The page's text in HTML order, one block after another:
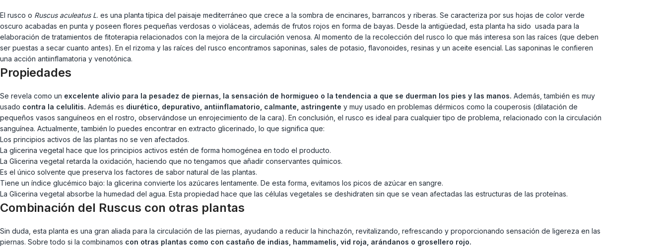
El rusco o Ruscus aculeatus L. es una planta típica del paisaje mediterráneo que crece a la sombra de encinares, barrancos y riberas. Se caracteriza por sus hojas de color verde
oscuro acabadas en punta y poseen flores pequeñas verdosas o violáceas, además de frutos rojos en forma de bayas. Desde la antigüedad, esta planta ha sido usada para la
elaboración de tratamientos de fitoterapia relacionados con la mejora de la circulación venosa. Al momento de la recolección del rusco lo que más interesa son las raíces (que deben
ser puestas a secar cuanto antes). En el rizoma y las raíces del rusco encontramos saponinas, sales de potasio, flavonoides, resinas y un aceite esencial. Las saponinas le confieren
una acción antiinflamatoria y venotónica.
Propiedades
Se revela como un excelente alivio para la pesadez de piernas, la sensación de hormigueo o la tendencia a que se duerman los pies y las manos. Además, también es muy
usado contra la celulitis. Además es diurético, depurativo, antiinflamatorio, calmante, astringente y muy usado en problemas dérmicos como la couperosis (dilatación de
pequeños vasos sanguíneos en el rostro, observándose un enrojecimiento de la cara). En conclusión, el rusco es ideal para cualquier tipo de problema, relacionado con la circulación
sanguínea. Actualmente, también lo puedes encontrar en extracto glicerinado, lo que significa que:
Los principios activos de las plantas no se ven afectados.
La glicerina vegetal hace que los principios activos estén de forma homogénea en todo el producto.
La Glicerina vegetal retarda la oxidación, haciendo que no tengamos que añadir conservantes químicos.
Es el único solvente que preserva los factores de sabor natural de las plantas.
Tiene un índice glucémico bajo: la glicerina convierte los azúcares lentamente. De esta forma, evitamos los picos de azúcar en sangre.
La Glicerina vegetal absorbe la humedad del agua. Esta propiedad hace que las células vegetales se deshidraten sin que se vean afectadas las estructuras de las proteínas.
Combinación del Ruscus con otras plantas
Sin duda, esta planta es una gran aliada para la circulación de las piernas, ayudando a reducir la hinchazón, revitalizando, refrescando y proporcionando sensación de ligereza en las
piernas. Sobre todo si la combinamos con otras plantas como con castaño de indias, hammamelis, vid roja, arándanos o grosellero rojo.